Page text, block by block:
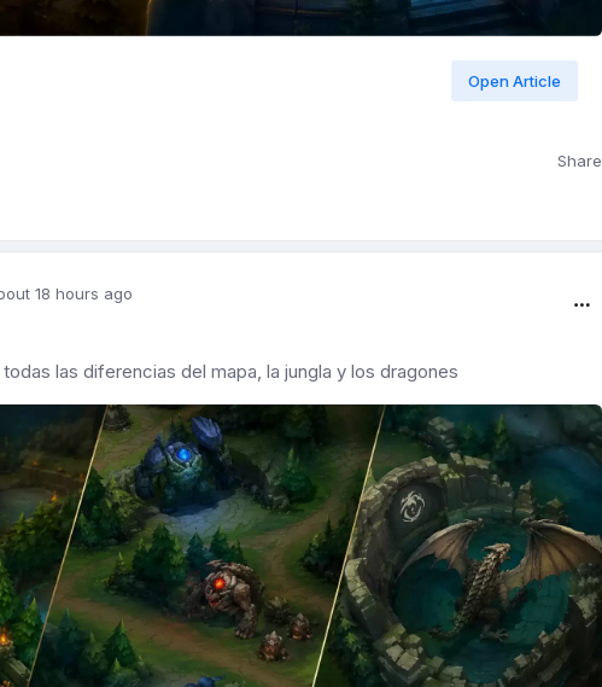
Open Article
Share
18 hours ago
las diferencias del mapa, la jungla y los dragones